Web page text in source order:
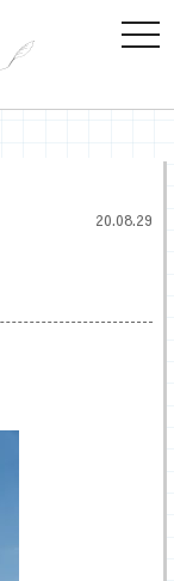
20.08.29